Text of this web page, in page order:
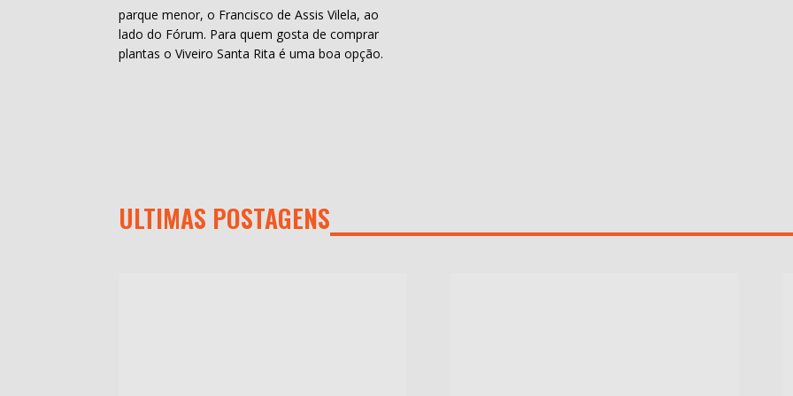
parque menor, o Francisco de Assis Vilela, ao
lado do Fórum. Para quem gosta de comprar
plantas o Viveiro Santa Rita é uma boa opção.
ULTIMAS POSTAGENS